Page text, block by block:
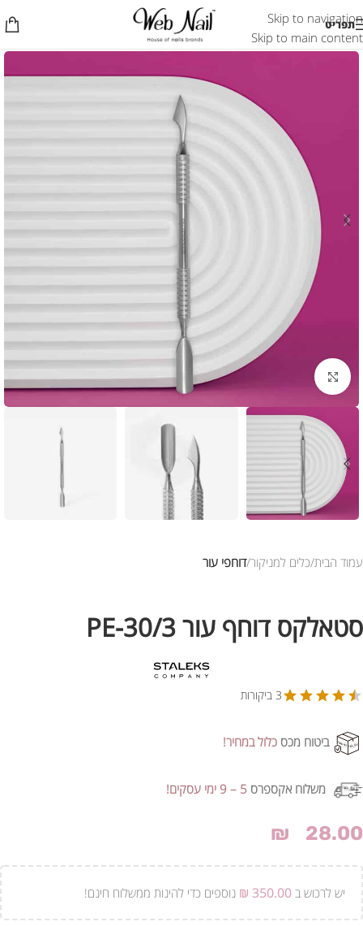
Skip to navigation
Skip to main content
תפריט
7 מ"מ
לחץ להגדלת התמונה
עמוד הבית כלים למניקור דוחפי עור
סטאלקס דוחף עור PE-30/3
3 ביקורות
ביטוח מכס כלול במחיר!
משלוח אקספרס 5 – 9 ימי עסקים!
₪ 28.00
יש לרכוש ב ₪ 350.00 נוספים כדי להינות ממשלוח חינם!